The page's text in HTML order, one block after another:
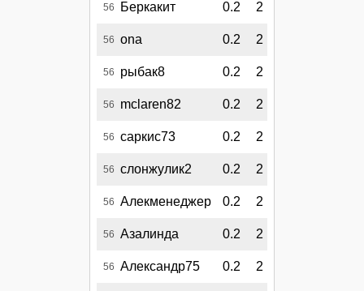
56 Беркакит 0.2 2
56 ona 0.2 2
56 рыбак8 0.2 2
56 mclaren82 0.2 2
56 саркис73 0.2 2
56 слонжулик2 0.2 2
56 Алекменеджер 0.2 2
56 Азалинда 0.2 2
56 Александр75 0.2 2